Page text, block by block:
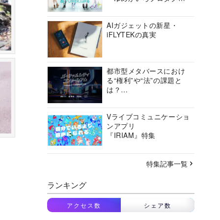
AIガジェットの新星・
iFLYTEKの真実
都市型メタバースにおけ
る“権利”や“法”の課題と
は？
ーシアムの挑戦に迫る
Vライブコミュニケーショ
ンアプリ
『IRIAM』特集
特集記事一覧
ランキング
アクセス数 シェア数